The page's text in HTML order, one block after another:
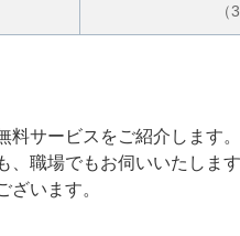
（
サービスをご紹介します。
職場でもお伺いいたします
います。